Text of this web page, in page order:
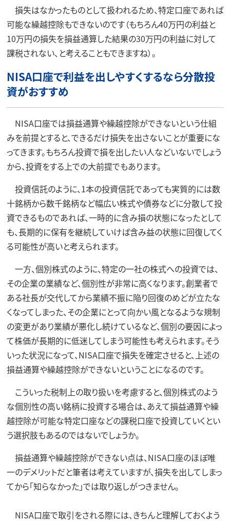
損失はなかったものとして扱われるため、特定口座であれば
可能な繰越控除もできないのです（もちろん40万円の利益と
10万円の損失を損益通算した結果の30万円の利益に対して
課税されない、と考えることもできますね）。
NISA口座で利益を出しやすくするなら分散投
資がおすすめ
NISA口座では損益通算や繰越控除ができないという仕組
みを前提とすると、できるだけ損失を出さないことが重要にな
ってきます。もちろん投資で損を出したい人などいないでしょう
から、投資をする上での大前提でもあります。
投資信託のように、1本の投資信託であっても実質的には数
十銘柄から数千銘柄など幅広い株式や債券などに分散して投
資できるものであれば、一時的に含み損の状態になったとして
も、長期的に保有を継続していけば含み益の状態に回復してく
る可能性が高いと考えられます。
一方、個別株式のように、特定の一社の株式への投資では、
その企業の業績など、個別性が非常に高くなります。創業者で
ある社長が交代してから業績不振に陥り回復のめどが立たな
くなってしまった、その企業にとって向かい風となるような規制
の変更があり業績が悪化し続けているなど、個別の要因によっ
て株価が長期的に低迷してしまう可能性も考えられます。そう
いった状況になって、NISA口座で損失を確定させると、上述の
損益通算や繰越控除ができないということになるのです。
こういった税制上の取り扱いを考慮すると、個別株式のよう
な個別性の高い銘柄に投資する場合は、あえて損益通算や繰
越控除が可能な特定口座などの課税口座で投資していくとい
う選択肢もあるのではないでしょうか。
損益通算や繰越控除ができない点は、NISA口座のほぼ唯
一のデメリットだと筆者は考えていますが、損失を出してしまっ
てから「知らなかった」では取り返しがつきません。
NISA口座で取引をされる際には、きちんと理解しておくよう